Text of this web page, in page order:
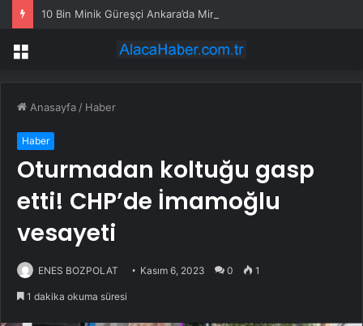
10 Bin Minik Güreşçi Ankara’da Mindere Çıktı
Menü
Anasayfa / Haber
Haber
Oturmadan koltuğu gasp
etti! CHP’de İmamoğlu
vesayeti
ENES BOZPOLAT Kasım 6, 2023 0 1
1 dakika okuma süresi